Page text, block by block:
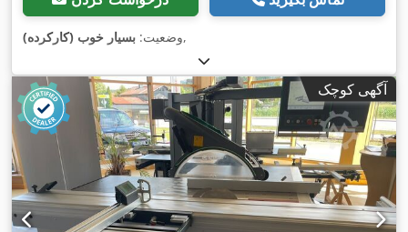
وضعیت: بسیار خوب (کارکرده) ,
آگهی کوچک